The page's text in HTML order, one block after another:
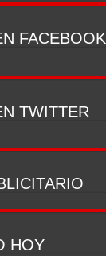
FACEBOOK
TWITTER
HOY